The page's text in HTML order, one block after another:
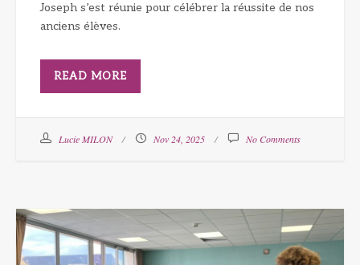
Joseph s’est réunie pour célébrer la réussite de nos
anciens élèves.
READ MORE
Lucie MILON Nov 24, 2025 No Comments